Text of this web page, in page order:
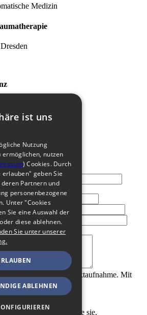
Medizin
680 KB)
Pflichtfelder.
Daten zur Kontaktaufnahme. Mit
sich mit unseren
:
Ich habe die
gelesen und akzeptiere sie.
ist uns
Nutzung
ermöglichen, nutzen
) Cookies. Durch
geben Sie
Partnern und
personenbezogene
Unter "Cookies
Sie eine Auswahl der
diese ablehnen.
Sie unter unserer
ABLEHNEN